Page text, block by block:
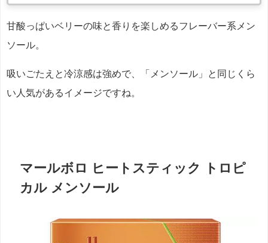
甘酸っぱいベリーの味と香りを楽しめるフレーバー系メン
ソール。
吸いごたえと冷涼感は強めで、「メンソール」と同じくら
い人気があるイメージですね。
マールボロ ヒートスティック トロピ
カル メンソール